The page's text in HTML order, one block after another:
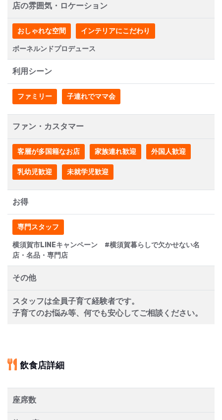
店の雰囲気・ロケーション
おしゃれな空間 インテリアにこだわり
ボーネルンドプロデュース
利用シーン
ファミリー 子連れでママ会
ファン・カスタマー
客層が多国籍なお店 家族連れ歓迎 外国人歓迎
乳幼児歓迎 未就学児歓迎
お得
専門スタッフ
横須賀市LINEキャンペーン #横須賀暮らしで欠かせない名
店・名品・専門店
その他
スタッフは全員子育て経験者です。
子育てのお悩み等、何でも安心してご相談ください。
飲食店詳細
座席数